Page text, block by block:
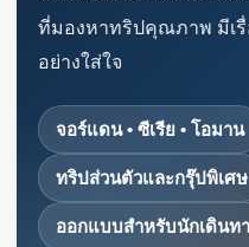
ที่มองหาทริปคุณภาพ มีเรื่
อย่างใส่ใจ
จอร์แดน • ซีเรีย • โอมาน
ทริปส่วนตัวและกรุ๊ปพิเศษ
ออกแบบสำหรับนักเดินท